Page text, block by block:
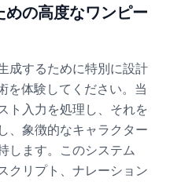
の高度なワンピー
成するために特別に設計
を体験してください。当
ト入力を処理し、それを
、象徴的なキャラクター
します。このシステム
クリプト、ナレーション